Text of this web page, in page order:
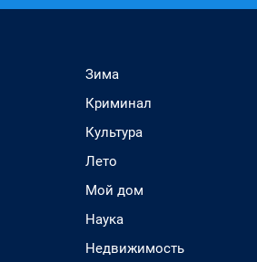
Зима
Криминал
Культура
Лето
Мой дом
Наука
Недвижимость